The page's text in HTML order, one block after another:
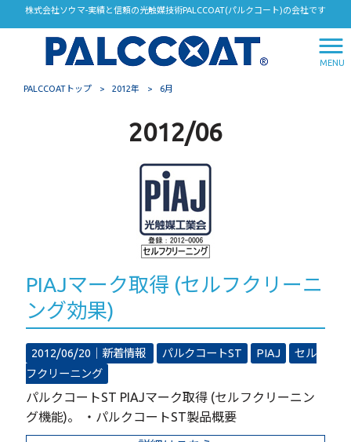
株式会社ソウマ-実績と信頼の光触媒技術PALCCOAT(パルクコート)の会社です
MENU
PALCCOATトップ > 2012年 > 6月
2012/06
PIAJマーク取得 (セルフクリーニ
ング効果)
2012/06/20｜ 新着情報 パルクコートST PIAJ
セル
フクリーニング
パルクコートST PIAJマーク取得 (セルフクリーニン
グ機能)。 ・パルクコートST製品概要